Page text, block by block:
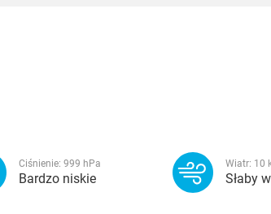
Ciśnienie: 999 hPa
Bardzo niskie
Wiatr: 10
Słaby